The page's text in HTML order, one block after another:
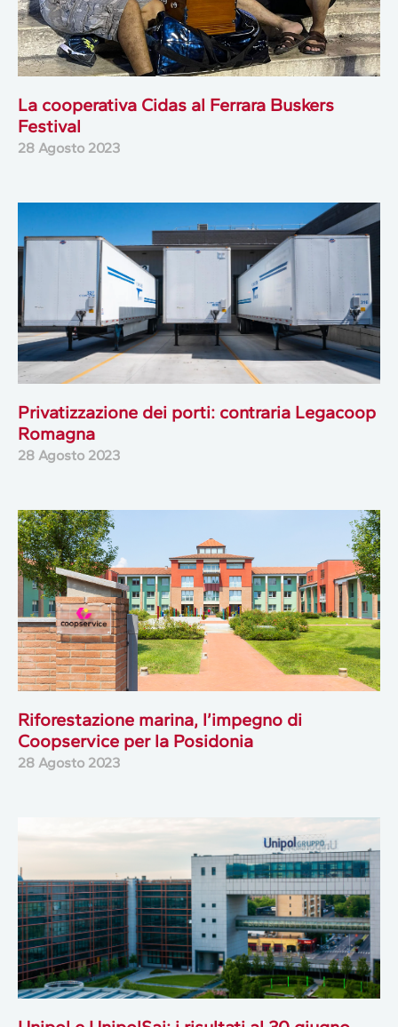
La cooperativa Cidas al Ferrara Buskers
Festival
28 Agosto 2023
Privatizzazione dei porti: contraria Legacoop
Romagna
28 Agosto 2023
Riforestazione marina, l’impegno di
Coopservice per la Posidonia
28 Agosto 2023